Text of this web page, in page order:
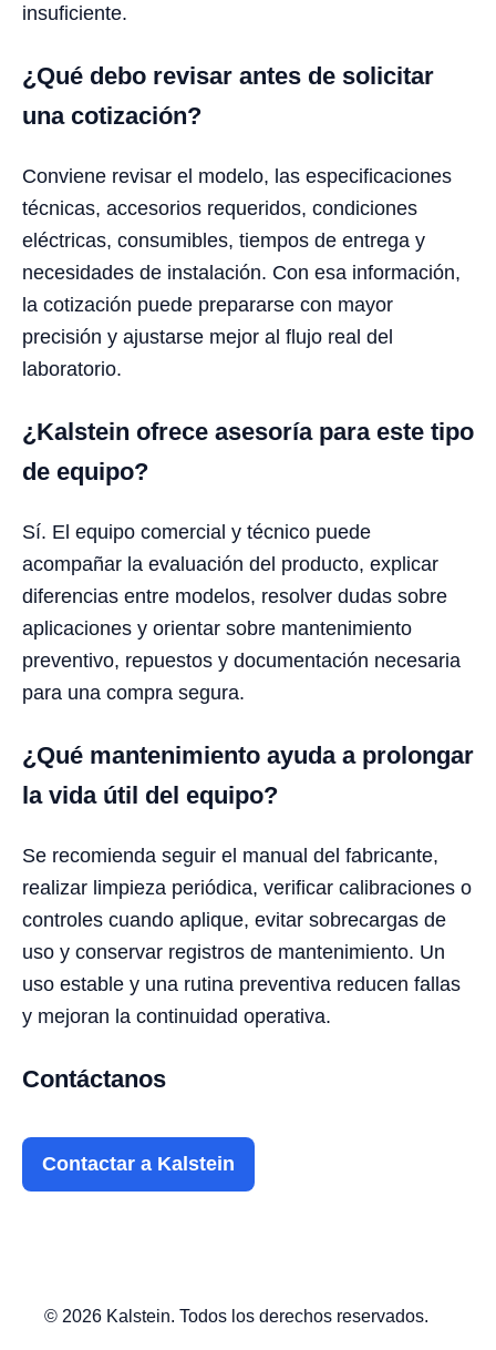
insuficiente.
¿Qué debo revisar antes de solicitar
una cotización?
Conviene revisar el modelo, las especificaciones
técnicas, accesorios requeridos, condiciones
eléctricas, consumibles, tiempos de entrega y
necesidades de instalación. Con esa información,
la cotización puede prepararse con mayor
precisión y ajustarse mejor al flujo real del
laboratorio.
¿Kalstein ofrece asesoría para este tipo
de equipo?
Sí. El equipo comercial y técnico puede
acompañar la evaluación del producto, explicar
diferencias entre modelos, resolver dudas sobre
aplicaciones y orientar sobre mantenimiento
preventivo, repuestos y documentación necesaria
para una compra segura.
¿Qué mantenimiento ayuda a prolongar
la vida útil del equipo?
Se recomienda seguir el manual del fabricante,
realizar limpieza periódica, verificar calibraciones o
controles cuando aplique, evitar sobrecargas de
uso y conservar registros de mantenimiento. Un
uso estable y una rutina preventiva reducen fallas
y mejoran la continuidad operativa.
Contáctanos
Contactar a Kalstein
© 2026 Kalstein. Todos los derechos reservados.